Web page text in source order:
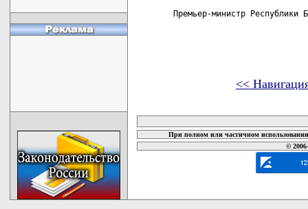
Премьер-министр
<<
При полном или частичном
©